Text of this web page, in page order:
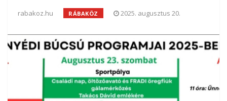
rabakoz.hu RÁBAKÖZ 2025. augusztus 20.